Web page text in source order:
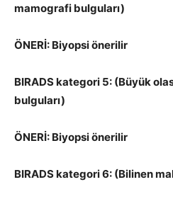
mamografi bulguları)
ÖNERİ: Biyopsi önerilir
BIRADS kategori 5: (Büyük
bulguları)
ÖNERİ: Biyopsi önerilir
BIRADS kategori 6: (Bilinen